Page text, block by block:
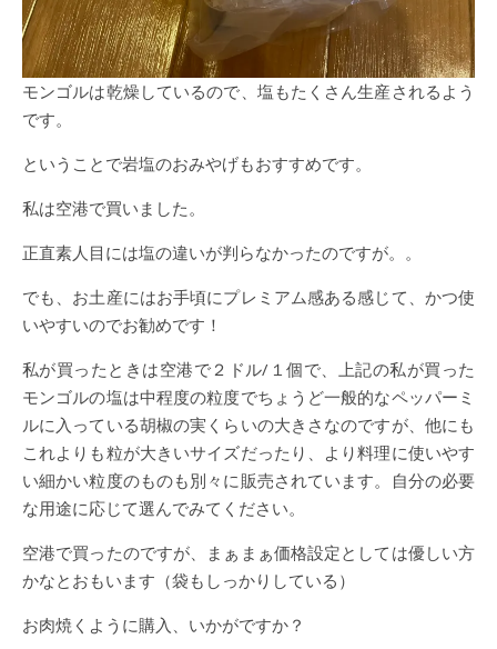
モンゴルは乾燥しているので、塩もたくさん生産されるよう
です。
ということで岩塩のおみやげもおすすめです。
私は空港で買いました。
正直素人目には塩の違いが判らなかったのですが。。
でも、お土産にはお手頃にプレミアム感ある感じて、かつ使
いやすいのでお勧めです！
私が買ったときは空港で２ドル/１個で、上記の私が買った
モンゴルの塩は中程度の粒度でちょうど一般的なペッパーミ
ルに入っている胡椒の実くらいの大きさなのですが、他にも
これよりも粒が大きいサイズだったり、より料理に使いやす
い細かい粒度のものも別々に販売されています。自分の必要
な用途に応じて選んでみてください。
空港で買ったのですが、まぁまぁ価格設定としては優しい方
かなとおもいます（袋もしっかりしている）
お肉焼くように購入、いかがですか？